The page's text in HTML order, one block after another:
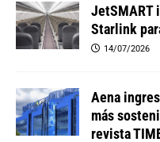
JetSMART
Starlink
14/07/2026
Aena
más
revista